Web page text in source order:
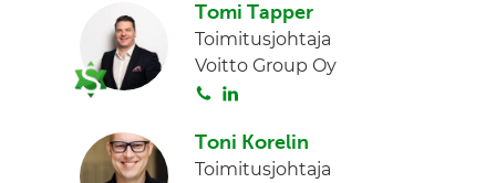
n
i
t
a
n
k
e
n
Tomi Tapper
Toimitusjohtaja
Voitto Group Oy
S
i
t
n
k
Toni Korelin
Toimitusjohtaja